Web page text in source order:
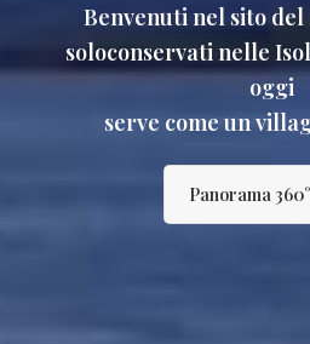
Benvenuti nel sito
soloconservati nelle
oggi
serve come un
Panorama